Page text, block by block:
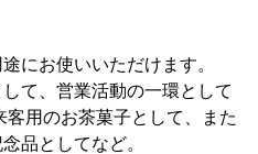
にお使いいただけます。
て、営業活動の一環として
用のお茶菓子として、また
品としてなど。